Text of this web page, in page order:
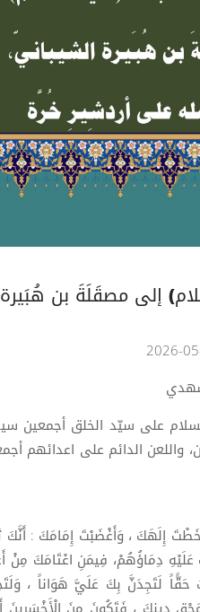
إلى مصقَلَةَ بن
على سيّد الخلق أجمعين
واللعن الدائم على اعدائهم
إِلَهَكَ ، وَأَغْضَبْتَ إِمَامَكَ :
عَلَيْهِ دِمَاؤُهُمْ، فِيمَنِ اعْتَامَكَ مِنْ
حَقًّاً لَتَجِدَنَّ بِكَ عَلَيَّ هَوَاناً ،